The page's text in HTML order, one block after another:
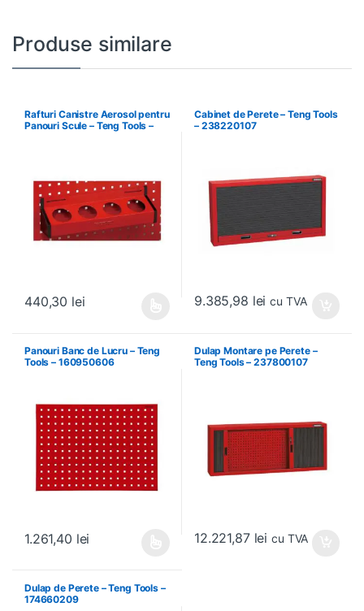
Produse similare
Rafturi Canistre Aerosol pentru
Panouri Scule – Teng Tools –
440,30 lei
Cabinet de Perete – Teng Tools
– 238220107
9.385,98 lei cu TVA
Panouri Banc de Lucru – Teng
Tools – 160950606
1.261,40 lei
Dulap Montare pe Perete –
Teng Tools – 237800107
12.221,87 lei cu TVA
Dulap de Perete – Teng Tools –
174660209